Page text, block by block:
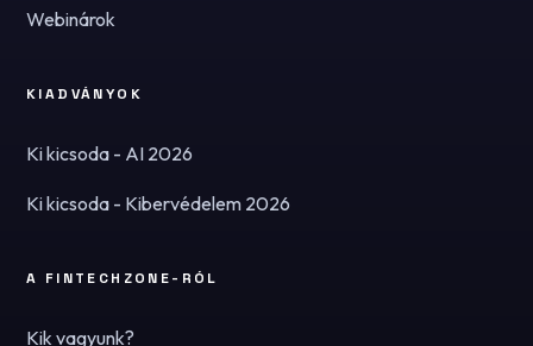
Webinárok
KIADVÁNYOK
Ki kicsoda - AI 2026
Ki kicsoda - Kibervédelem 2026
A FINTECHZONE-RÓL
Kik vagyunk?